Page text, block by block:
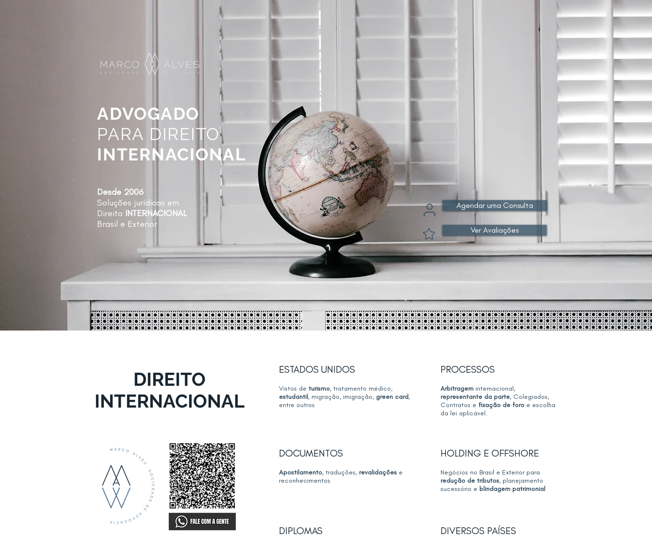
ADVOGADO
PARA DIREITO
INTERNACIONAL
Desde 2006
Soluções jurídicas em
Direito INTERNACIONAL
Brasil e Exterior
Agendar uma Consulta
Ver Avaliações
ESTADOS UNIDOS
Vistos de turismo, tratamento médico,
estudantil, migração, imigração, green card,
entre outros
PROCESSOS
Arbitragem internacional,
representante da parte, Colegiados,
Contratos e fixação de foro e escolha
da lei aplicável.
DOCUMENTOS
Apostilamento, traduções, revalidações e
reconhecimentos
HOLDING E OFFSHORE
Negócios no Brasil e Exterior para
redução de tributos, planejamento
sucessório e blindagem patrimonial
DIPLOMAS DIVERSOS PAÍSES
DIREITO
INTERNACIONAL